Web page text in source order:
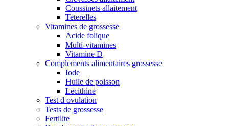
Coussinets allaitement
Teterelles
Vitamines de grossesse
Acide folique
Multi-vitamines
Vitamine D
Complements alimentaires grossesse
Iode
Huile de poisson
Lecithine
Test d ovulation
Tests de grossesse
Fertilite